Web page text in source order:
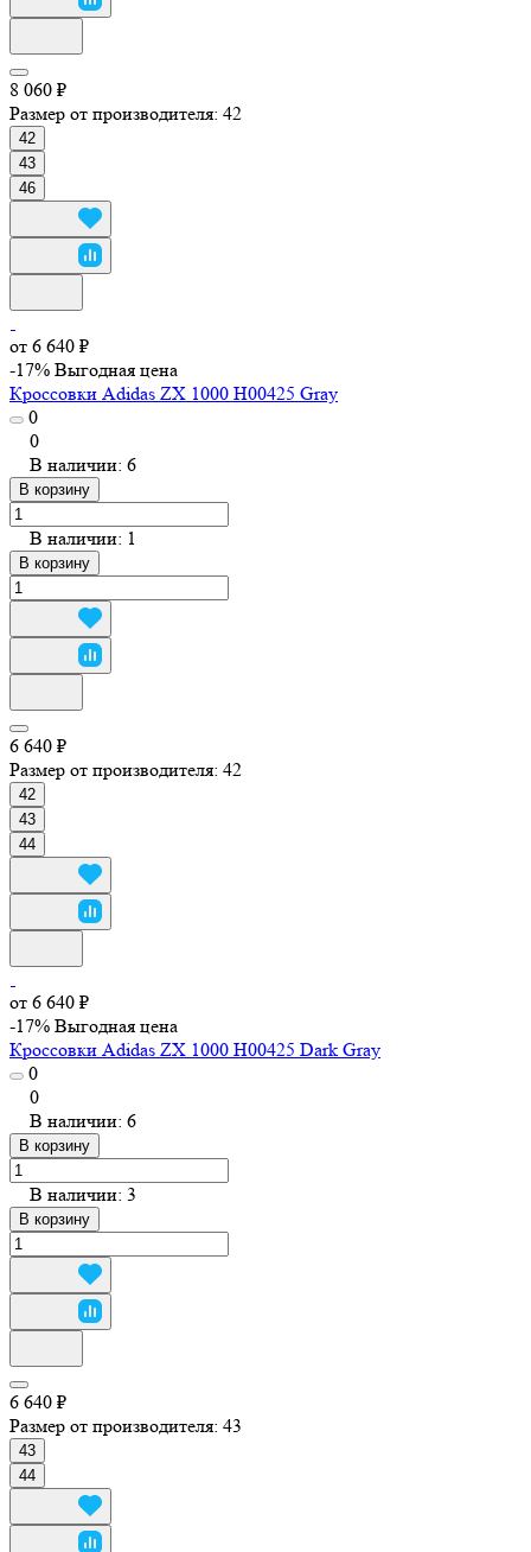
8 060 ₽
Размер от производителя: 42
42
43
46
от 6 640 ₽
-17% Выгодная цена
Кроссовки Adidas ZX 1000 H00425 Gray
0
0
В наличии: 6
В корзину
В наличии: 1
В корзину
6 640 ₽
Размер от производителя: 42
42
43
44
от 6 640 ₽
-17% Выгодная цена
Кроссовки Adidas ZX 1000 H00425 Dark Gray
0
0
В наличии: 6
В корзину
В наличии: 3
В корзину
6 640 ₽
Размер от производителя: 43
43
44